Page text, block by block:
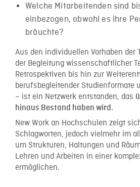
Welche Mitarbeitenden sind
einbezogen, obwohl es ihre
bräuchte?
Aus den individuellen Vorhaben der
der Begleitung wissenschaftlicher
Retrospektiven bis hin zur
berufsbegleitender Studienformate
– ist ein Netzwerk entstanden, das
hinaus Bestand haben wird.
New Work an Hochschulen zeigt
Schlagworten, jedoch vielmehr im
um Strukturen, Haltungen und
Lehren und Arbeiten in einer
ermöglichen.